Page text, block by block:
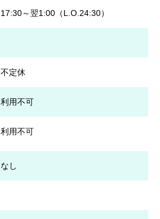
17:30～翌1:00（L.O.24:30）
不定休
利用不可
利用不可
なし